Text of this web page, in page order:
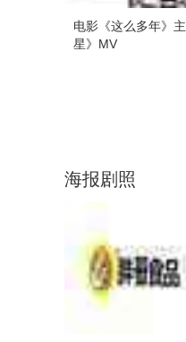
电影《这么多年》
星》MV
海报剧照